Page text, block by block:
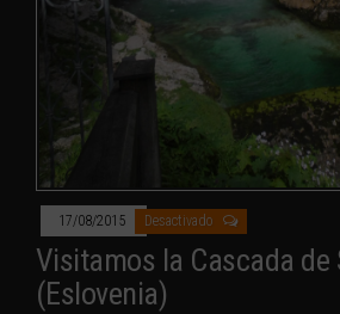
17/08/2015 Desactivado
Visitamos la Cascada de
(Eslovenia)